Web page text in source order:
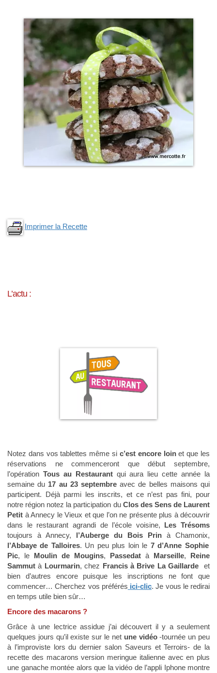
Imprimer la Recette
L’actu :
Notez dans vos tablettes même si c’est encore loinet que les
réservations ne commenceront que début septembre,
l’opération Tous au Restaurantqui aura lieu cette année la
semaine du 17 au 23 septembre avec de belles maisons qui
participent. Déjà parmi les inscrits, et ce n’est pas fini, pour
notre région notez la participation duClos des Sens de Laurent
Petit à Annecy le Vieux et que l’on ne présente plus à découvrir
dans le restaurant agrandi de l’école voisine, Les Trésoms
toujours à Annecy, l’Auberge du Bois Prin à Chamonix,
l’Abbaye de Talloires. Un peu plus loin le 7 d’Anne Sophie
Pic, le Moulin de Mougins, Passedat à Marseille, Reine
Sammut à Lourmarin, chez Francis à Brive La Gaillarde et
bien d’autres encore puisque les inscriptions ne font que
commencer… Cherchez vos préférés ici-clic. Je vous le redirai
en temps utile bien sûr…
Encore des macarons ?
Grâce à une lectrice assidue j’ai découvert il y a seulement
quelques jours qu’il existe sur le netune vidéo-tournée un peu
à l’improviste lors du dernier salon Saveurs et Terroirs- de la
recette des macarons version meringue italienne avec en plus
une ganache montée alors que la vidéo de l’appli Iphone montre